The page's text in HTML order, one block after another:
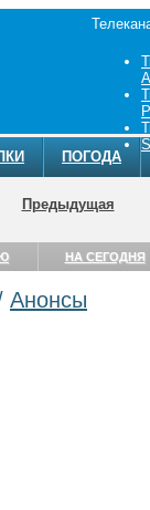
ПОГОДА
Предыдущая
НА СЕГОДНЯ
Анонсы